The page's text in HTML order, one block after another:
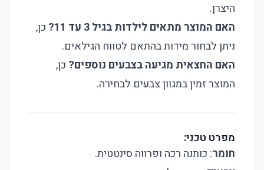
היצרן.
האם המוצר מתאים לילדות בגיל 3 עד 11?
כן,
ניתן לבחור מידות בהתאם לטווח הגילאים.
האם החצאית מגיעה בצבעים נוספים? כן,
המוצר זמין במגוון צבעים לבחירה.
מפרט טכני:
חומר: כותנה רכה ופרווה סינטטית.